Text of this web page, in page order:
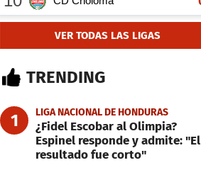
VER TODAS LAS LIGAS
TRENDING
1 LIGA NACIONAL DE HONDURAS
¿Fidel Escobar al Olimpia?
Espinel responde y admite: "El
resultado fue corto"